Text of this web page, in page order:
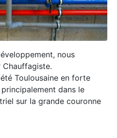
nous
Chauffagiste.
Toulousaine en forte
dans le
sur la grande couronne